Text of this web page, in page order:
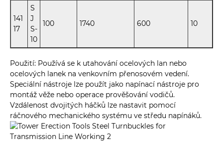
141
17
S
J
S-
10
100 1740 600 10
Použití: Používá se k utahování ocelových lan nebo
ocelových lanek na venkovním přenosovém vedení.
Speciální nástroje lze použít jako napínací nástroje pro
montáž věže nebo operace prověšování vodičů.
Vzdálenost dvojitých háčků lze nastavit pomocí
ráčnového mechanického systému ve středu napínáků.